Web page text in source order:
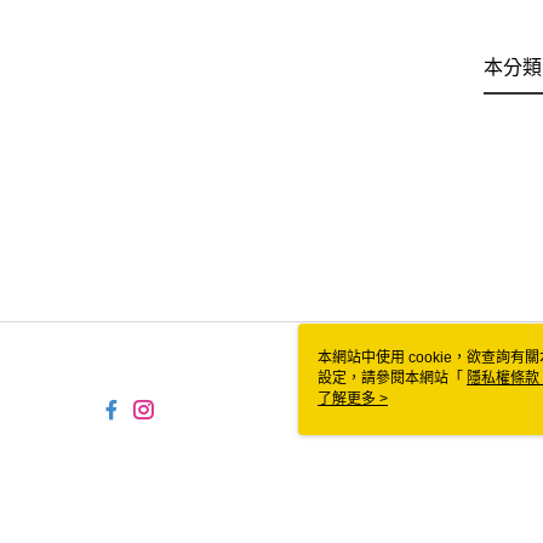
本分
本網站中使用 cookie，欲查詢有
設定，請參閱本網站「 隱私權條款
使用 cookie。
了解更多 >